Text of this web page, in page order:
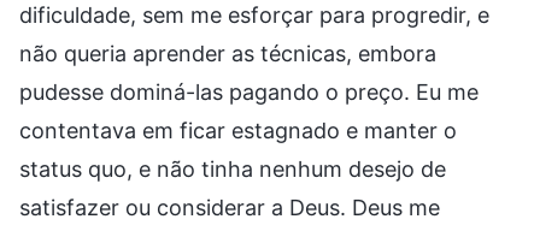
dificuldade, sem me esforçar para progredir, e
não queria aprender as técnicas, embora
pudesse dominá-las pagando o preço. Eu me
contentava em ficar estagnado e manter o
status quo, e não tinha nenhum desejo de
satisfazer ou considerar a Deus. Deus me